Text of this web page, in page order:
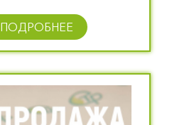
ПОДРОБНЕЕ